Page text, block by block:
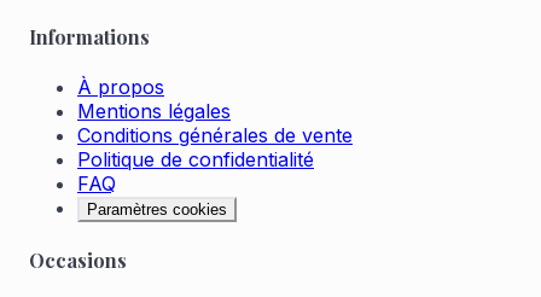
Informations
À propos
Mentions légales
Conditions générales de vente
Politique de confidentialité
FAQ
Paramètres cookies
Occasions